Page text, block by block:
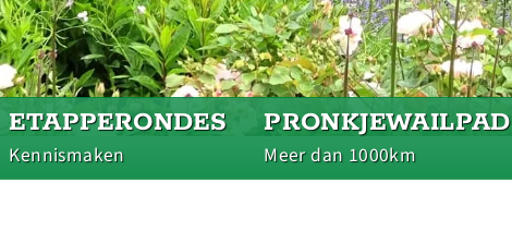
ETAPPERONDES
Kennismaken
PRONKJEWAILPAD
Meer dan 1000km